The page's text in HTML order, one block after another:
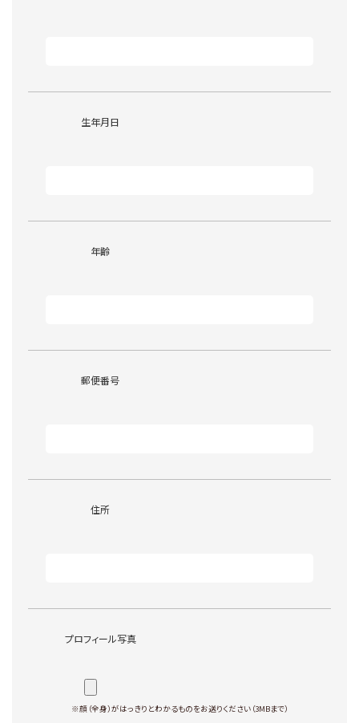
生年月日
年齢
郵便番号
住所
プロフィール写真
※顔（全身）がはっきりとわかるものをお送りください（3MBまで）